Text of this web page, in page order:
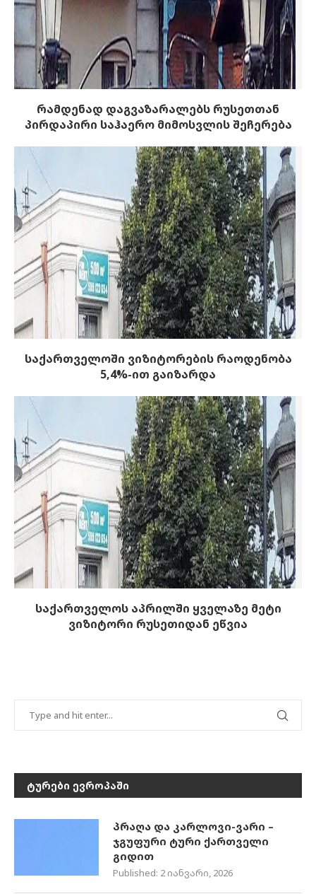
რამდენად დაგვაზარალებს რუსეთთან
პირდაპირი საჰაერო მიმოსვლის შეჩერება
საქართველოში ვიზიტორების რაოდენობა
5,4%-ით გაიზარდა
საქართველოს აპრილში ყველაზე მეტი
ვიზიტორი რუსეთიდან ეწვია
ᲢᲣᲠᲔᲑᲘ ᲔᲕᲠᲝᲞᲐᲨᲘ
პრაღა და კარლოვი-ვარი –
ჯგუფური ტური ქართველი
გიდით
Published: 2 იანვარი, 2026